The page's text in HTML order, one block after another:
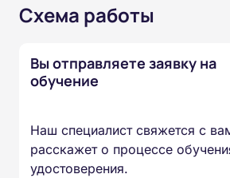
Схема работы
Вы отправляете заявку на
обучение
Наш специалист свяжется с
расскажет о процессе
удостоверения.